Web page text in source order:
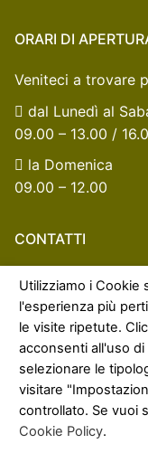
ORARI DI
Veniteci a trovare
dal Lunedì al
09.00 – 13.00 /
la Domenica
09.00 – 12.00
CONTATTI
Non esitate a
+39 0883
Via della
76015 Trinitapoli
Utilizziamo i Cookie
l'esperienza più
le visite ripetute.
acconsenti all'uso di
selezionare le
visitare
controllato. Se vuoi
Cookie Policy.